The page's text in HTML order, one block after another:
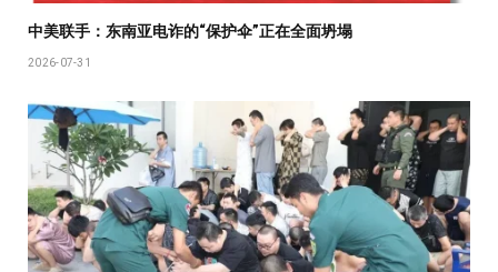
中美联手：东南亚电诈的“保护伞”正在全面坍塌
2026-07-31